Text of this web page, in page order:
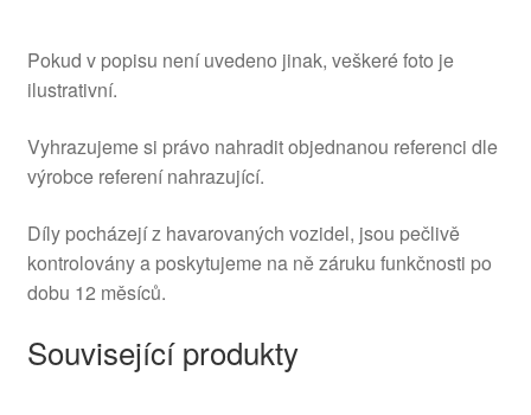
Pokud v popisu není uvedeno jinak, veškeré foto je
ilustrativní.
Vyhrazujeme si právo nahradit objednanou referenci dle
výrobce referení nahrazující.
Díly pocházejí z havarovaných vozidel, jsou pečlivě
kontrolovány a poskytujeme na ně záruku funkčnosti po
dobu 12 měsíců.
Související produkty